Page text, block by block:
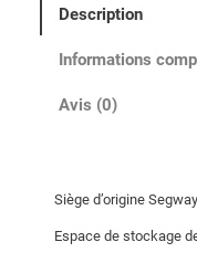
0
Description
Informations
Avis (0)
Siège d’origine
Espace de stockage